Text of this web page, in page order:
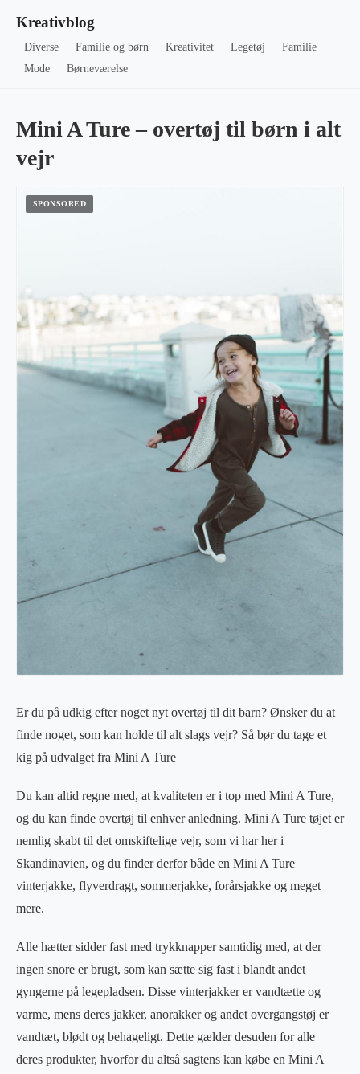
Kreativblog
Diverse Familie og børn Kreativitet Legetøj
Familie
Mode
Børneværelse
Mini A Ture – overtøj til børn i alt
vejr
Er du på udkig efter noget nyt overtøj til dit barn? Ønsker du at
finde noget, som kan holde til alt slags vejr? Så bør du tage et
kig på udvalget fra Mini A Ture
Du kan altid regne med, at kvaliteten er i top med Mini A Ture,
og du kan finde overtøj til enhver anledning. Mini A Ture tøjet er
nemlig skabt til det omskiftelige vejr, som vi har her i
Skandinavien, og du finder derfor både en Mini A Ture
vinterjakke, flyverdragt, sommerjakke, forårsjakke og meget
mere.
Alle hætter sidder fast med trykknapper samtidig med, at der
ingen snore er brugt, som kan sætte sig fast i blandt andet
gyngerne på legepladsen. Disse vinterjakker er vandtætte og
varme, mens deres jakker, anorakker og andet overgangstøj er
vandtæt, blødt og behageligt. Dette gælder desuden for alle
deres produkter, hvorfor du altså sagtens kan købe en Mini A